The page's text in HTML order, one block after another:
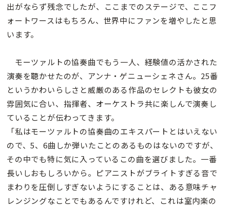
出がならず残念でしたが、ここまでのステージで、ここフ
ォートワースはもちろん、世界中にファンを増やしたと思
います。
モーツァルトの協奏曲でもう一人、経験値の活かされた
演奏を聴かせたのが、アンナ・ゲニューシェネさん。25番
というかわいらしさと威厳のある作品のセレクトも彼女の
雰囲気に合い、指揮者、オーケストラ共に楽しんで演奏し
ていることが伝わってきます。
「私はモーツァルトの協奏曲のエキスパートとはいえない
ので、5、6曲しか弾いたことのあるものはないのですが、
その中でも特に気に入っているこの曲を選びました。一番
長いしおもしろいから。ピアニストがブライトすぎる音で
まわりを圧倒しすぎないようにすることは、ある意味チャ
レンジングなことでもあるんですけれど、これは室内楽の